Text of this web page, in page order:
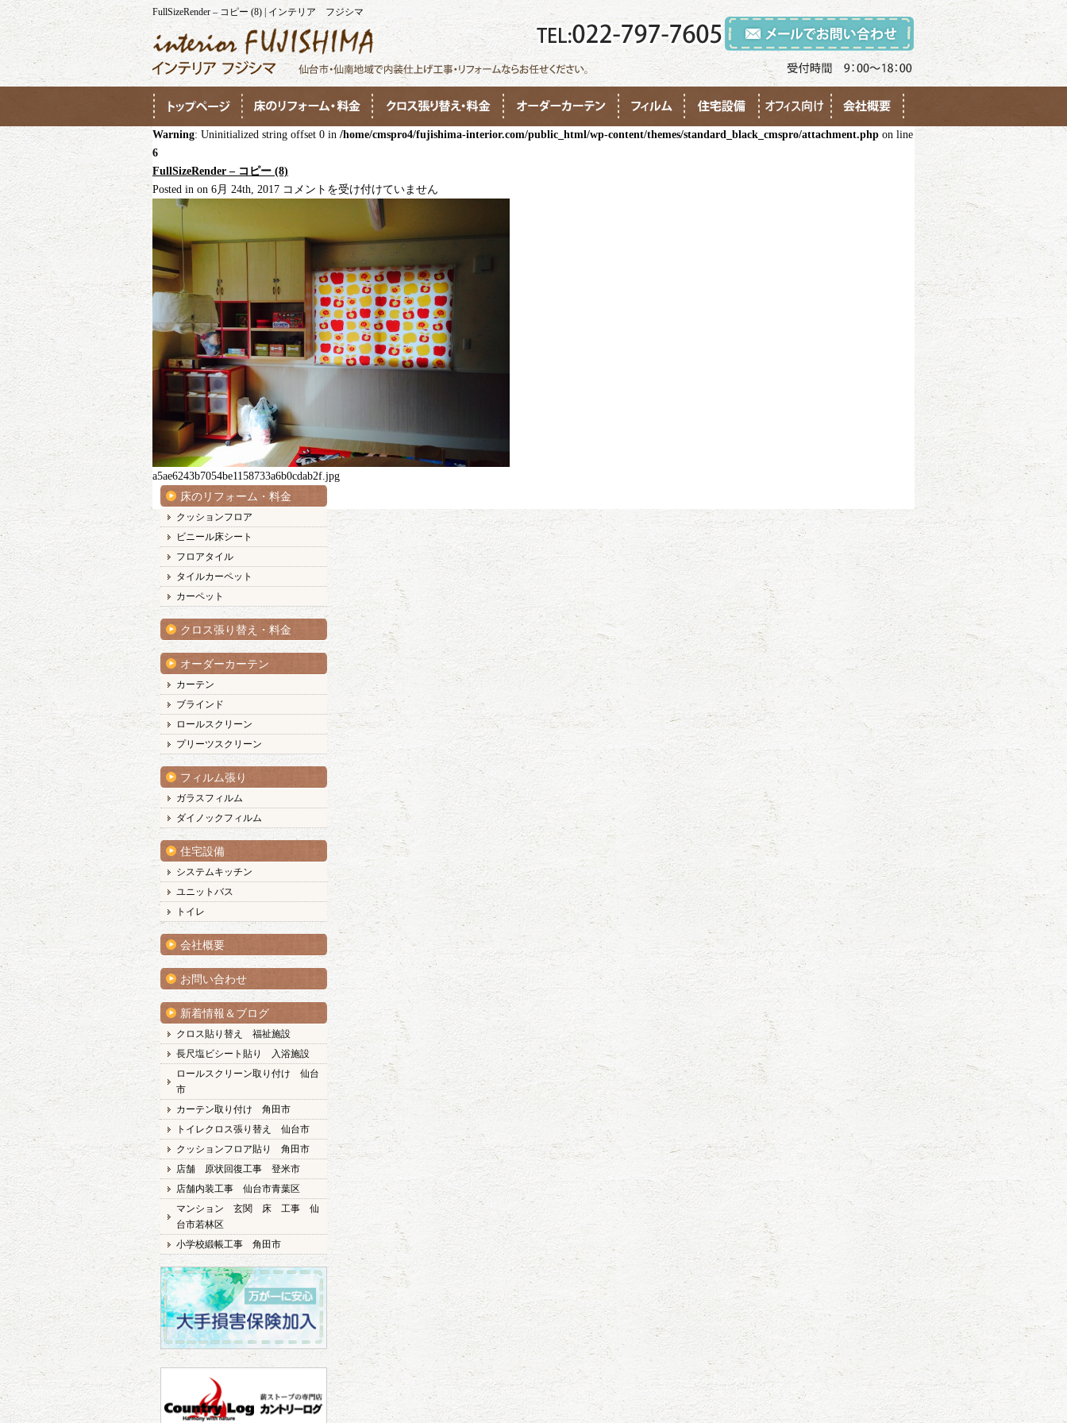
FullSizeRender – コピー (8) | インテリア フジシマ
Warning: Uninitialized string offset 0 in /home/cmspro4/fujishima-interior.com/public_html/wp-content/themes/standard_black_cmspro/attachment.php on line
6
FullSizeRender – コピー (8)
Posted in on 6月 24th, 2017 FullSizeRender
ピ
は
コメントを受け付けていません
a5ae6243b7054be1158733a6b0cdab2f.jpg
床のリフォーム・料金
クッションフロア
ビニール床シート
フロアタイル
タイルカーペット
カーペット
クロス張り替え・料金
オーダーカーテン
カーテン
ブラインド
ロールスクリーン
プリーツスクリーン
フィルム張り
ガラスフィルム
ダイノックフィルム
住宅設備
システムキッチン
ユニットバス
トイレ
会社概要
お問い合わせ
新着情報＆ブログ
クロス貼り替え 福祉施設
長尺塩ビシート貼り 入浴施設
ロールスクリーン取り付け 仙台
市
カーテン取り付け 角田市
トイレクロス張り替え 仙台市
クッションフロア貼り 角田市
店舗 原状回復工事 登米市
店舗内装工事 仙台市青葉区
マンション 玄関 床 工事 仙
台市若林区
小学校緞帳工事 角田市